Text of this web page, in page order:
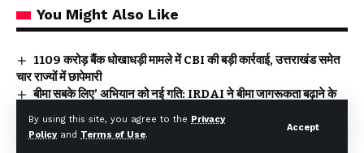
By using this site, you agree to the Privacy
Policyand Terms of Use.
Accept
You Might Also Like
₹1109 करोड़ बैंक धोखाधड़ी मामले में CBI की बड़ी कार्रवाई, उत्तराखंड समेत
चार राज्यों में छापेमारी
बीमा सबके लिए’ अभियान को नई गति: IRDAI ने बीमा जागरूकता बढ़ाने के
पश्चिम बंगाल में पहली बार भाजपा सरकार, शपथ ग्रहण समारोह में शामिल हुए